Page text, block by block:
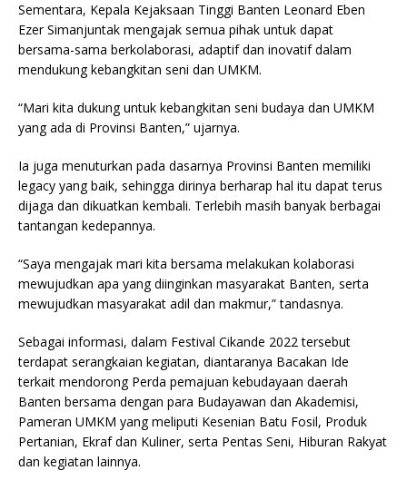
Sementara, Kepala Kejaksaan Tinggi Banten Leonard Eben
Ezer Simanjuntak mengajak semua pihak untuk dapat
bersama-sama berkolaborasi, adaptif dan inovatif dalam
mendukung kebangkitan seni dan UMKM.
“Mari kita dukung untuk kebangkitan seni budaya dan UMKM
yang ada di Provinsi Banten,” ujarnya.
Ia juga menuturkan pada dasarnya Provinsi Banten memiliki
legacy yang baik, sehingga dirinya berharap hal itu dapat terus
dijaga dan dikuatkan kembali. Terlebih masih banyak berbagai
tantangan kedepannya.
“Saya mengajak mari kita bersama melakukan kolaborasi
mewujudkan apa yang diinginkan masyarakat Banten, serta
mewujudkan masyarakat adil dan makmur,” tandasnya.
Sebagai informasi, dalam Festival Cikande 2022 tersebut
terdapat serangkaian kegiatan, diantaranya Bacakan Ide
terkait mendorong Perda pemajuan kebudayaan daerah
Banten bersama dengan para Budayawan dan Akademisi,
Pameran UMKM yang meliputi Kesenian Batu Fosil, Produk
Pertanian, Ekraf dan Kuliner, serta Pentas Seni, Hiburan Rakyat
dan kegiatan lainnya.